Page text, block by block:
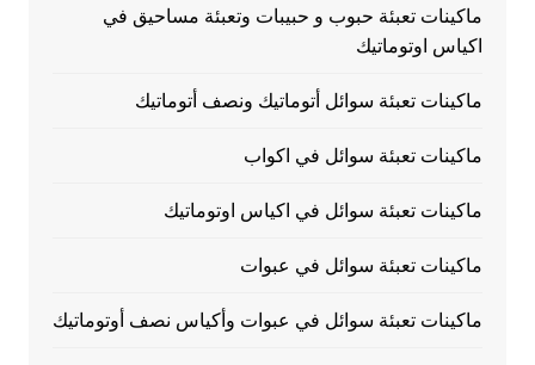
ماكينات تعبئة حبوب و حبيبات وتعبئة مساحيق في
اكياس اوتوماتيك
ماكينات تعبئة سوائل أتوماتيك ونصف أتوماتيك
ماكينات تعبئة سوائل في اكواب
ماكينات تعبئة سوائل في اكياس اوتوماتيك
ماكينات تعبئة سوائل في عبوات
ماكينات تعبئة سوائل في عبوات وأكياس نصف أوتوماتيك